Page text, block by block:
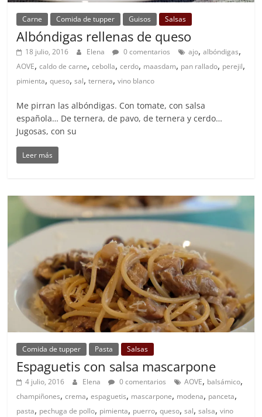
Carne Comida de tupper Guisos Salsas
Albóndigas rellenas de queso
18 julio, 2016 Elena 0 comentarios ajo,albóndigas,
AOVE,caldo de carne,cebolla,cerdo, maasdam, pan rallado, perejil,
pimienta,queso,sal,ternera,vino blanco
Me pirran las albóndigas. Con tomate, con salsa
española… De ternera, de pavo, de ternera y cerdo…
Jugosas, con su
Leer más
Comida de tupper Pasta Salsas
Espaguetis con salsa mascarpone
4 julio, 2016 Elena 0 comentarios AOVE, balsámico,
champiñones,crema,espaguetis, mascarpone, modena, panceta,
pasta, pechuga de pollo, pimienta, puerro,queso,sal,salsa,vino